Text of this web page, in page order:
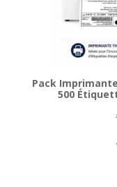
Pack
500